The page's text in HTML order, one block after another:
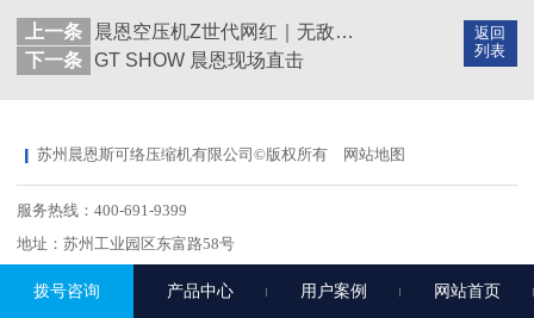
返回
列表
上一条
晨恩空压机Z世代网红｜无敌兔来啦！
下一条 GT SHOW 晨恩现场直击
苏州晨恩斯可络压缩机有限公司©版权所有 网站地图
服务热线：400-691-9399
地址：苏州工业园区东富路58号
拨号咨询 产品中心 用户案例 网站首页